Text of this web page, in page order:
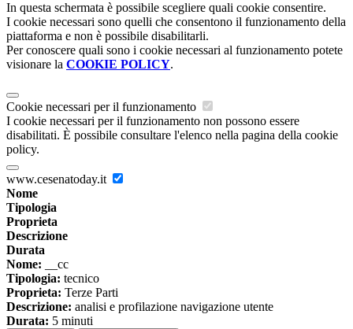
In questa schermata è possibile scegliere quali cookie consentire.
I cookie necessari sono quelli che consentono il funzionamento della
piattaforma e non è possibile disabilitarli.
Per conoscere quali sono i cookie necessari al funzionamento potete
visionare la COOKIE POLICY.
Cookie necessari per il funzionamento
I cookie necessari per il funzionamento non possono essere
disabilitati. È possibile consultare l'elenco nella pagina della cookie
policy.
www.cesenatoday.it
Nome
Tipologia
Proprieta
Descrizione
Durata
Nome: __cc
Tipologia: tecnico
Proprieta: Terze Parti
Descrizione: analisi e profilazione navigazione utente
Durata: 5 minuti